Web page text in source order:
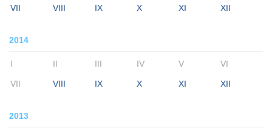
VII VIII IX X XI XII
2014
I II III IV V VI
VII VIII IX X XI XII
2013